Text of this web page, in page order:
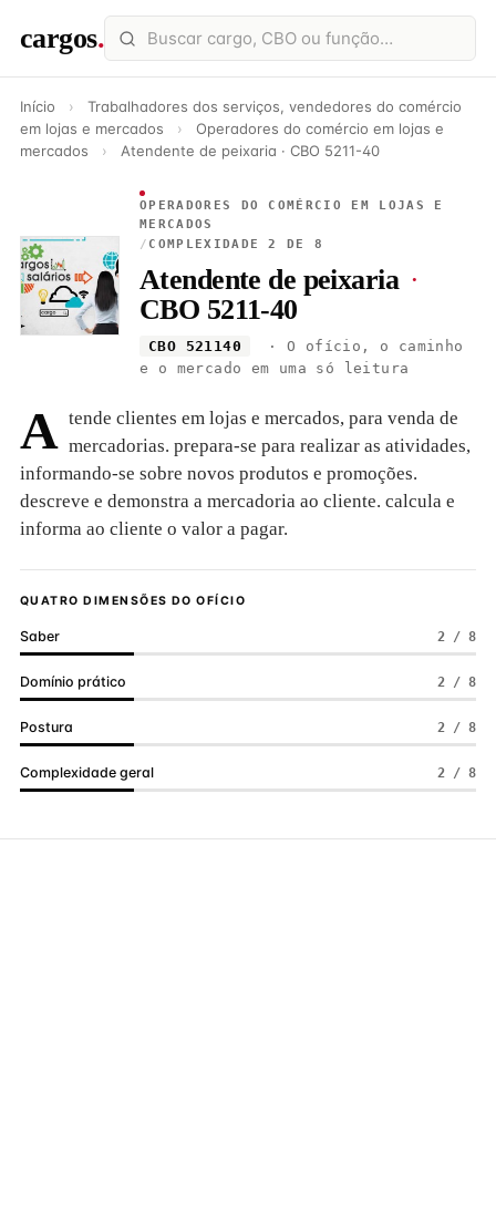
cargos.
Início ›
Trabalhadores dos serviços, vendedores do comércio
em lojas e mercados
›
Operadores do comércio em lojas e
mercados
› Atendente de peixaria · CBO 5211-40
OPERADORES DO COMÉRCIO EM LOJAS E
MERCADOS
/ COMPLEXIDADE 2 DE 8
Atendente de peixaria ·
CBO 5211-40
CBO 521140
· O ofício, o caminho
e o mercado em uma só leitura
A tende clientes em lojas e mercados, para venda de
mercadorias. prepara-se para realizar as atividades,
informando-se sobre novos produtos e promoções.
descreve e demonstra a mercadoria ao cliente. calcula e
informa ao cliente o valor a pagar.
QUATRO DIMENSÕES DO OFÍCIO
Saber 2 / 8
Domínio prático 2 / 8
Postura 2 / 8
Complexidade geral 2 / 8